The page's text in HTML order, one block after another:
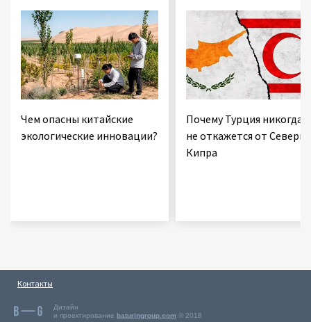
Чем опасны китайские
экологические инновации?
Почему Турция никогда
не откажется от
Кипра
Контакты
Дизайн
и проектирование baturingroup.com © 2018